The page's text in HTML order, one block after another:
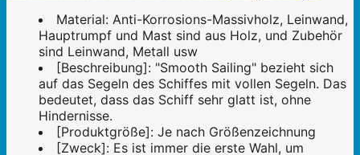
Material: Anti-Korrosions-Massivholz, Leinwand,
Hauptrumpf und Mast sind aus Holz, und Zubehör
sind Leinwand, Metall usw
[Beschreibung]: "Smooth Sailing" bezieht sich
auf das Segeln des Schiffes mit vollen Segeln. Das
bedeutet, dass das Schiff sehr glatt ist, ohne
Hindernisse.
[Produktgröße]: Je nach Größenzeichnung
[Zweck]: Es ist immer die erste Wahl, um